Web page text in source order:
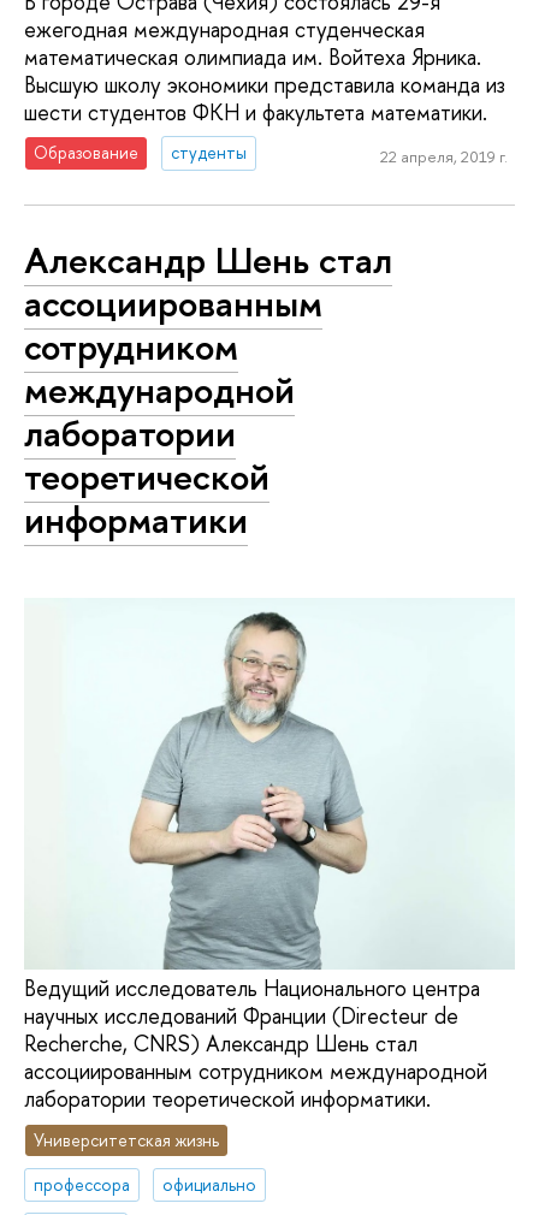
ежегодная международная студенческая
математическая олимпиада им. Войтеха Ярника.
Высшую школу экономики представила команда из
шести студентов ФКН и факультета математики.
Образование студенты 22 апреля, 2019 г.
Александр Шень стал
ассоциированным
сотрудником
международной
лаборатории
теоретической
информатики
Ведущий исследователь Национального центра
научных исследований Франции (Directeur de
Recherche, CNRS) Александр Шень стал
ассоциированным сотрудником международной
лаборатории теоретической информатики.
Университетская жизнь
профессора
официально